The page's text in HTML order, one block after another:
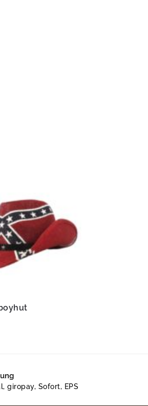
giropay, Sofort, EPS